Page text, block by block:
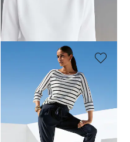
Laagste prijs van de afgelopen 30
dagen**: 89,00 €
MADELEINE
Gestreepte trui
139,95 €
Laagste prijs van de afgelopen 30
dagen**: 99,00 €